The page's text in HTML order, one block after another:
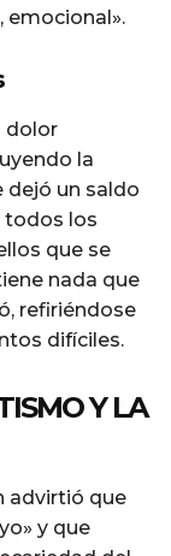
dolor
la
dejó un saldo
todos los
que se
nada que
refiriéndose
difíciles.
Y LA
advirtió que
y que